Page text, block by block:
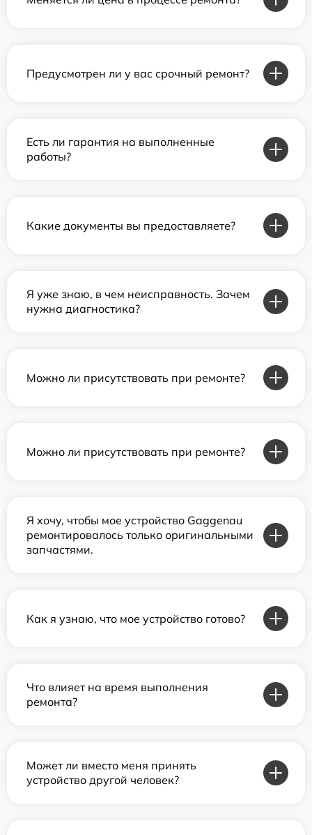
Предусмотрен ли у вас срочный ремонт?
Есть ли гарантия на выполненные
работы?
Какие документы вы предоставляете?
Я уже знаю, в чем неисправность. Зачем
нужна диагностика?
Можно ли присутствовать при ремонте?
Можно ли присутствовать при ремонте?
Я хочу, чтобы мое устройство Gaggenau
ремонтировалось только оригинальными
запчастями.
Как я узнаю, что мое устройство готово?
Что влияет на время выполнения
ремонта?
Может ли вместо меня принять
устройство другой человек?